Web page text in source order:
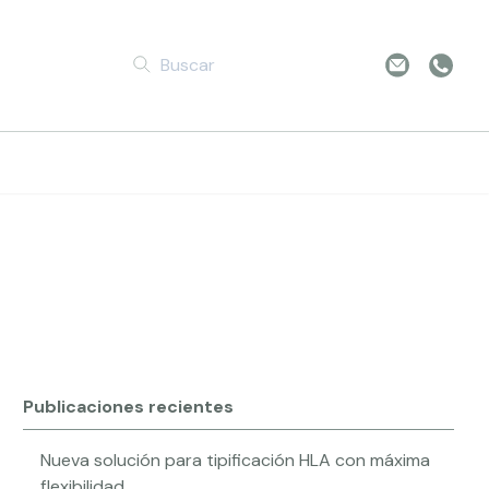
Future
Publicaciones recientes
Nueva solución para tipificación HLA con máxima